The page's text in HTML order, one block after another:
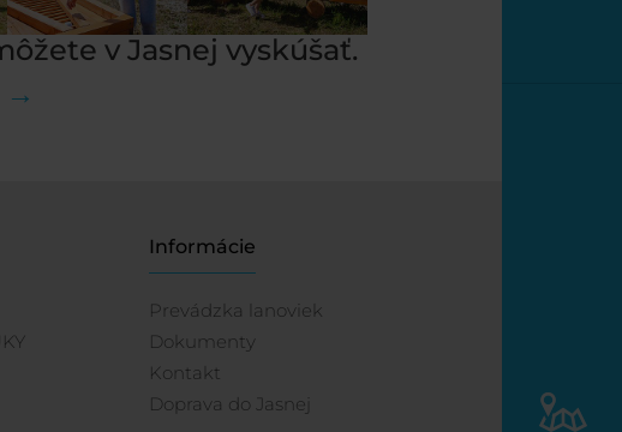
v Jasnej vyskúšať.
→
Informácie
Prevádzka lanoviek
Dokumenty
Kontakt
Doprava do Jasnej